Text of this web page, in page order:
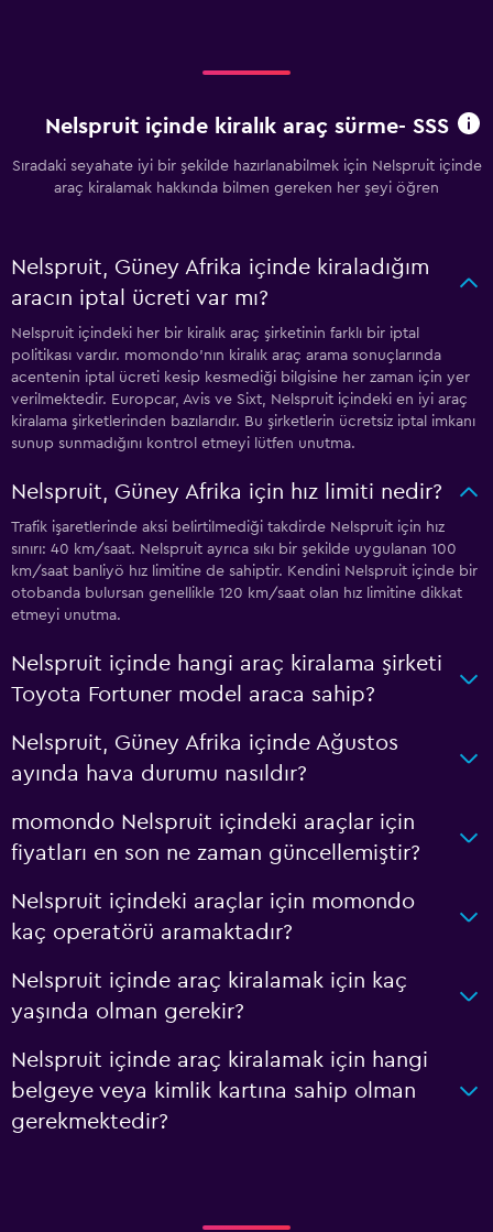
Nelspruit içinde kiralık araç sürme- SSS
Sıradaki seyahate iyi bir şekilde hazırlanabilmek için Nelspruit içinde
araç kiralamak hakkında bilmen gereken her şeyi öğren
Nelspruit, Güney Afrika içinde kiraladığım
aracın iptal ücreti var mı?
Nelspruit içindeki her bir kiralık araç şirketinin farklı bir iptal
politikası vardır. momondo'nın kiralık araç arama sonuçlarında
acentenin iptal ücreti kesip kesmediği bilgisine her zaman için yer
verilmektedir. Europcar, Avis ve Sixt, Nelspruit içindeki en iyi araç
kiralama şirketlerinden bazılarıdır. Bu şirketlerin ücretsiz iptal imkanı
sunup sunmadığını kontrol etmeyi lütfen unutma.
Nelspruit, Güney Afrika için hız limiti nedir?
Trafik işaretlerinde aksi belirtilmediği takdirde Nelspruit için hız
sınırı: 40 km/saat. Nelspruit ayrıca sıkı bir şekilde uygulanan 100
km/saat banliyö hız limitine de sahiptir. Kendini Nelspruit içinde bir
otobanda bulursan genellikle 120 km/saat olan hız limitine dikkat
etmeyi unutma.
Nelspruit içinde hangi araç kiralama şirketi
Toyota Fortuner model araca sahip?
Nelspruit, Güney Afrika içinde Ağustos
ayında hava durumu nasıldır?
momondo Nelspruit içindeki araçlar için
fiyatları en son ne zaman güncellemiştir?
Nelspruit içindeki araçlar için momondo
kaç operatörü aramaktadır?
Nelspruit içinde araç kiralamak için kaç
yaşında olman gerekir?
Nelspruit içinde araç kiralamak için hangi
belgeye veya kimlik kartına sahip olman
gerekmektedir?